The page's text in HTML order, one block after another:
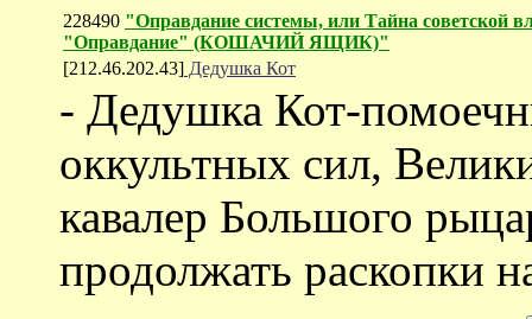
228490 "Оправдание системы, или Тайна советской
"Оправдание" (КОШАЧИЙ ЯЩИК)"
[212.46.202.43] Дедушка Кот
- Дедушка Кот-
оккультных сил,
кавалер Большого
продолжать раскопки